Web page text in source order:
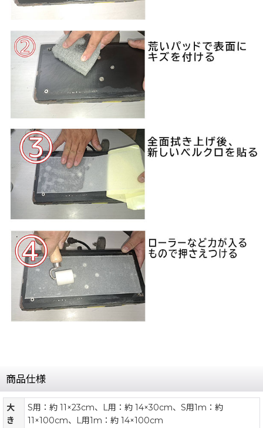
商品仕様
大
き
S用：約 11×23cm、L用：約 14×30cm、S用1m：約
11×100cm、L用1m：約 14×100cm